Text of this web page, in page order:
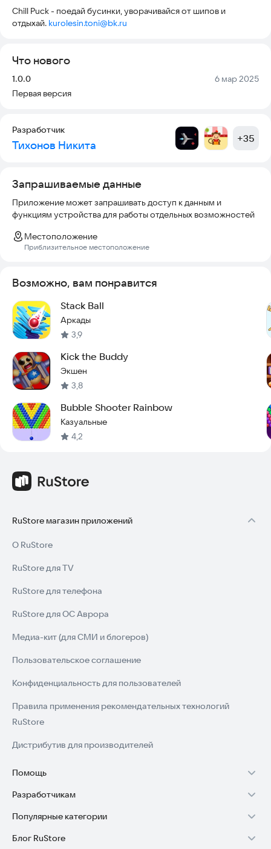
Chill Puck - поедай бусинки, уворачивайся от шипов и
отдыхай. kurolesin.toni@bk.ru
Что нового
Версия:
1.0.0 Дата:
6 мар 2025
Первая версия
Разработчик
Тихонов Никита +35
Запрашиваемые данные
Приложение может запрашивать доступ к данным и
функциям устройства для работы отдельных возможностей
Местоположение
Приблизительное местоположение
Возможно, вам понравится
Stack Ball
Аркады
3,9
Kick the Buddy
Экшен
3,8
Bubble Shooter Rainbow
Казуальные
4,2
RuStore магазин приложений
О RuStore
RuStore для TV
RuStore для телефона
RuStore для ОС Аврора
Медиа-кит (для СМИ и блогеров)
Пользовательское соглашение
Конфиденциальность для пользователей
Правила применения рекомендательных технологий
RuStore
Дистрибутив для производителей
Помощь
Установка RuStore на TV
Установка RuStore на телефон
Установка RuStore в машину
Разработчикам
Зарабатывать с RuStore
Стать разработчиком
Популярные категории
Игры для Android
Блог RuStore